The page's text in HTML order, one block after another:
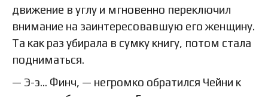
движение в углу и мгновенно переключил
внимание на заинтересовавшую его женщину.
Та как раз убирала в сумку книгу, потом стала
подниматься.
— Э-э… Финч, — негромко обратился Чейни к